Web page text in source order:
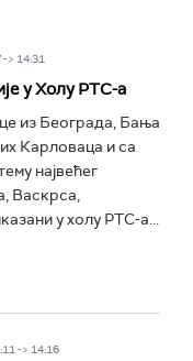
> 14:31
у Холу РТС-а
из Београда, Бања
Карловаца и са
највећег
Васкрса,
у холу РТС-а...
-> 14:16